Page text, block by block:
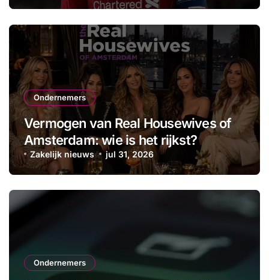
Ondernemers
Vermogen van Real Housewives of
Amsterdam: wie is het rijkst?
Zakelijk nieuws jul 31, 2026
Ondernemers